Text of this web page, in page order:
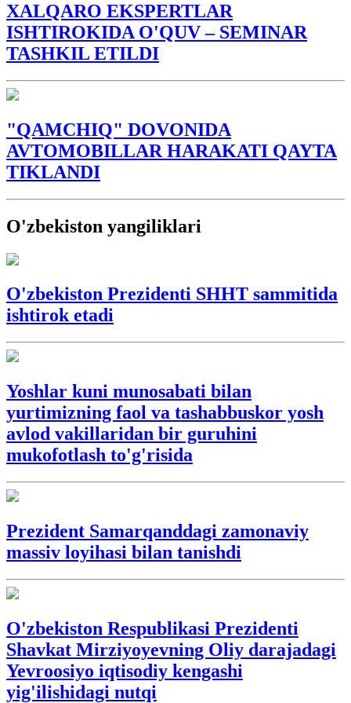
XALQARO EKSPERTLAR
ISHTIROKIDA O'QUV – SEMINAR
TASHKIL ETILDI
"QAMCHIQ" DOVONIDA
AVTOMOBILLAR HARAKATI QAYTA
TIKLANDI
O'zbekiston yangiliklari
O'zbekiston Prezidenti SHHT sammitida
ishtirok etadi
Yoshlar kuni munosabati bilan
yurtimizning faol va tashabbuskor yosh
avlod vakillaridan bir guruhini
mukofotlash to'g'risida
Prezident Samarqanddagi zamonaviy
massiv loyihasi bilan tanishdi
O'zbekiston Respublikasi Prezidenti
Shavkat Mirziyoyevning Oliy darajadagi
Yevroosiyo iqtisodiy kengashi
yig'ilishidagi nutqi